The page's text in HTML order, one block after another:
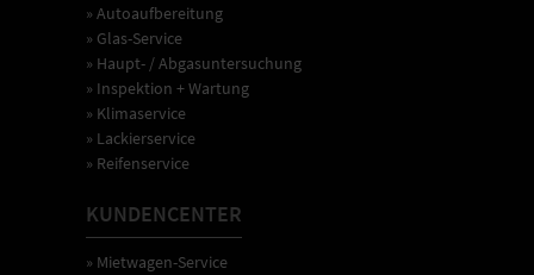
» Autoaufbereitung
» Glas-Service
» Haupt- / Abgasuntersuchung
» Inspektion + Wartung
» Klimaservice
» Lackierservice
» Reifenservice
KUNDENCENTER
» Mietwagen-Service